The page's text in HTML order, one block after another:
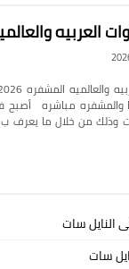
والعالميه
والمشفره مباشره أصبح
وذلك من خلال ما يعرف
النايل سات
سات